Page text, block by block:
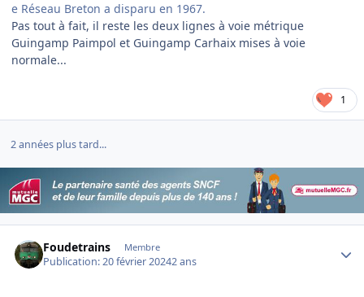
e Réseau Breton a disparu en 1967.
Pas tout à fait, il reste les deux lignes à voie métrique
Guingamp Paimpol et Guingamp Carhaix mises à voie
normale...
1
2 années plus tard...
Foudetrains Membre
Publication:20 février 20242 ans